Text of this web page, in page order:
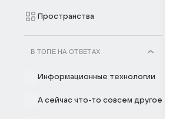
Пространства
В ТОПЕ НА ОТВЕТАХ
Информационные технологии
А сейчас что-то совсем другое